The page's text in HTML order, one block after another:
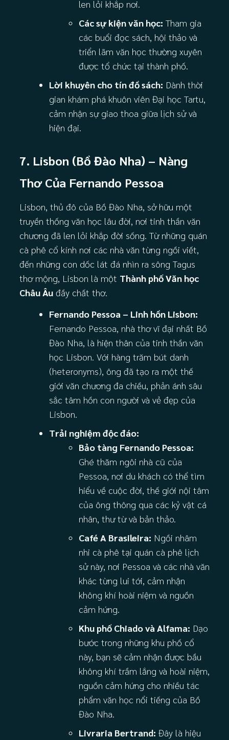
len lỏi khắp nơi.
Các sự kiện văn học: Tham gia
các buổi đọc sách, hội thảo và
triển lãm văn học thường xuyên
được tổ chức tại thành phố.
Lời khuyên cho tín đồ sách: Dành thời
gian khám phá khuôn viên Đại học Tartu,
cảm nhận sự giao thoa giữa lịch sử và
hiện đại.
7. Lisbon (Bồ Đào Nha) – Nàng
Thơ Của Fernando Pessoa
Lisbon, thủ đô của Bồ Đào Nha, sở hữu một
truyền thống văn học lâu đời, nơi tinh thần văn
chương đã len lỏi khắp đời sống. Từ những quán
cà phê cổ kính nơi các nhà văn từng ngồi viết,
đến những con dốc lát đá nhìn ra sông Tagus
thơ mộng, Lisbon là một Thành phố Văn học
Châu Âu đầy chất thơ.
Fernando Pessoa – Linh hồn Lisbon:
Fernando Pessoa, nhà thơ vĩ đại nhất Bồ
Đào Nha, là hiện thân của tinh thần văn
học Lisbon. Với hàng trăm bút danh
(heteronyms), ông đã tạo ra một thế
giới văn chương đa chiều, phản ánh sâu
sắc tâm hồn con người và vẻ đẹp của
Lisbon.
Trải nghiệm độc đáo:
Bảo tàng Fernando Pessoa:
Ghé thăm ngôi nhà cũ của
Pessoa, nơi du khách có thể tìm
hiểu về cuộc đời, thế giới nội tâm
của ông thông qua các kỷ vật cá
nhân, thư từ và bản thảo.
Café A Brasileira: Ngồi nhâm
nhi cà phê tại quán cà phê lịch
sử này, nơi Pessoa và các nhà văn
khác từng lui tới, cảm nhận
không khí hoài niệm và nguồn
cảm hứng.
Khu phố Chiado và Alfama: Dạo
bước trong những khu phố cổ
này, bạn sẽ cảm nhận được bầu
không khí trầm lắng và hoài niệm,
nguồn cảm hứng cho nhiều tác
phẩm văn học nổi tiếng của Bồ
Đào Nha.
Livraria Bertrand: Đây là hiệu